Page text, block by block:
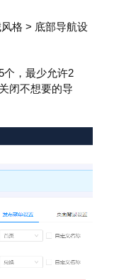
格 > 底部导航设
个，最少允许2
闭不想要的导